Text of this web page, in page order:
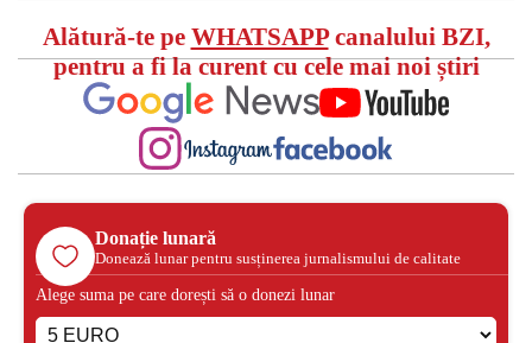
Alătură-te pe WHATSAPPcanalului BZI,
pentru a fi la curent cu cele mai noi știri
Donație lunară
Donează lunar pentru susținerea jurnalismului de calitate
Alege suma pe care dorești să o donezi lunar